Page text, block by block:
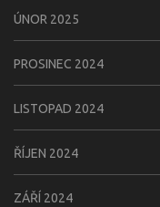
ÚNOR 2025
PROSINEC 2024
LISTOPAD 2024
ŘÍJEN 2024
ZÁŘÍ 2024